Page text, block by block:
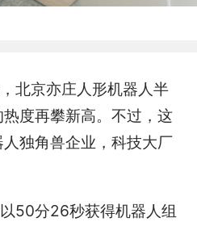
北京亦庄人形机器人半
度再攀新高。不过，这
独角兽企业，科技大厂
50分26秒获得机器人组